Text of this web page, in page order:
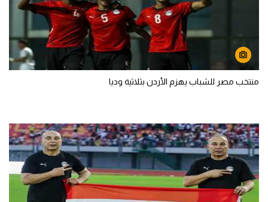
منتخب مصر للشباب يهزم الأردن بثلاثية وديا